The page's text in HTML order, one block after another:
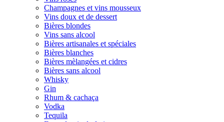
Champagnes et vins mousseux
Vins doux et de dessert
Bières blondes
Vins sans alcool
Bières artisanales et spéciales
Bières blanches
Bières mèlangées et cidres
Bières sans alcool
Whisky
Gin
Rhum & cachaça
Vodka
Tequila